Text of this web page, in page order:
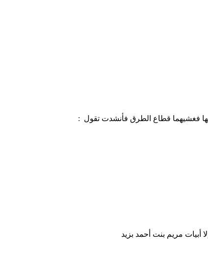
أبيات مريم بنت أحمد بزيد